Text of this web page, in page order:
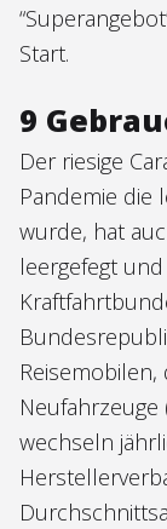
Start.
9
Der riesige
Pandemie die
wurde, hat
leergefegt
Neufahrzeuge
wechseln